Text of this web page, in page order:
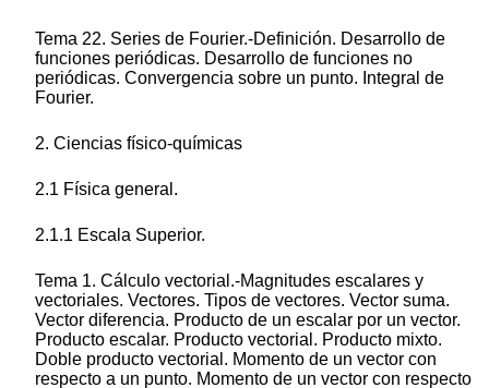
Tema 22. Series de Fourier.-Definición. Desarrollo de
funciones periódicas. Desarrollo de funciones no
periódicas. Convergencia sobre un punto. Integral de
Fourier.
2. Ciencias físico-químicas
2.1 Física general.
2.1.1 Escala Superior.
Tema 1. Cálculo vectorial.-Magnitudes escalares y
vectoriales. Vectores. Tipos de vectores. Vector suma.
Vector diferencia. Producto de un escalar por un vector.
Producto escalar. Producto vectorial. Producto mixto.
Doble producto vectorial. Momento de un vector con
respecto a un punto. Momento de un vector con respecto